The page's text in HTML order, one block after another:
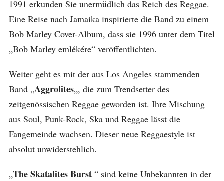
1991 erkunden Sie unermüdlich das Reich des Reggae.
Eine Reise nach Jamaika inspirierte die Band zu einem
Bob Marley Cover-Album, dass sie 1996 unter dem Titel
„Bob Marley emlékére“ veröffentlichten.
Weiter geht es mit der aus Los Angeles stammenden
Band „Aggrolites„, die zum Trendsetter des
zeitgenössischen Reggae geworden ist. Ihre Mischung
aus Soul, Punk-Rock, Ska und Reggae lässt die
Fangemeinde wachsen. Dieser neue Reggaestyle ist
absolut unwiderstehlich.
„The Skatalites Burst“ sind keine Unbekannten in der